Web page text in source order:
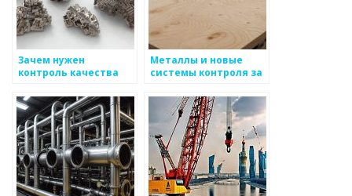
Зачем нужен
контроль качества
металлоизделий?
Металлы и новые
системы контроля за
производства